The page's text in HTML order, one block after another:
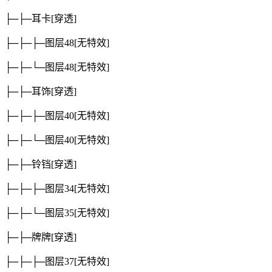
├─├─耳卡[穿透]
├─├─├─图层48[无特效]
├─├─└─图层48[无特效]
├─├─耳饰[穿透]
├─├─├─图层40[无特效]
├─├─└─图层40[无特效]
├─├─铃铛[穿透]
├─├─├─图层34[无特效]
├─├─└─图层35[无特效]
├─├─牌牌[穿透]
├─├─├─图层37[无特效]